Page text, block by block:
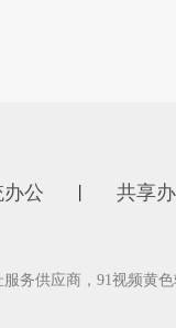
公 共享
应商，91视频黄